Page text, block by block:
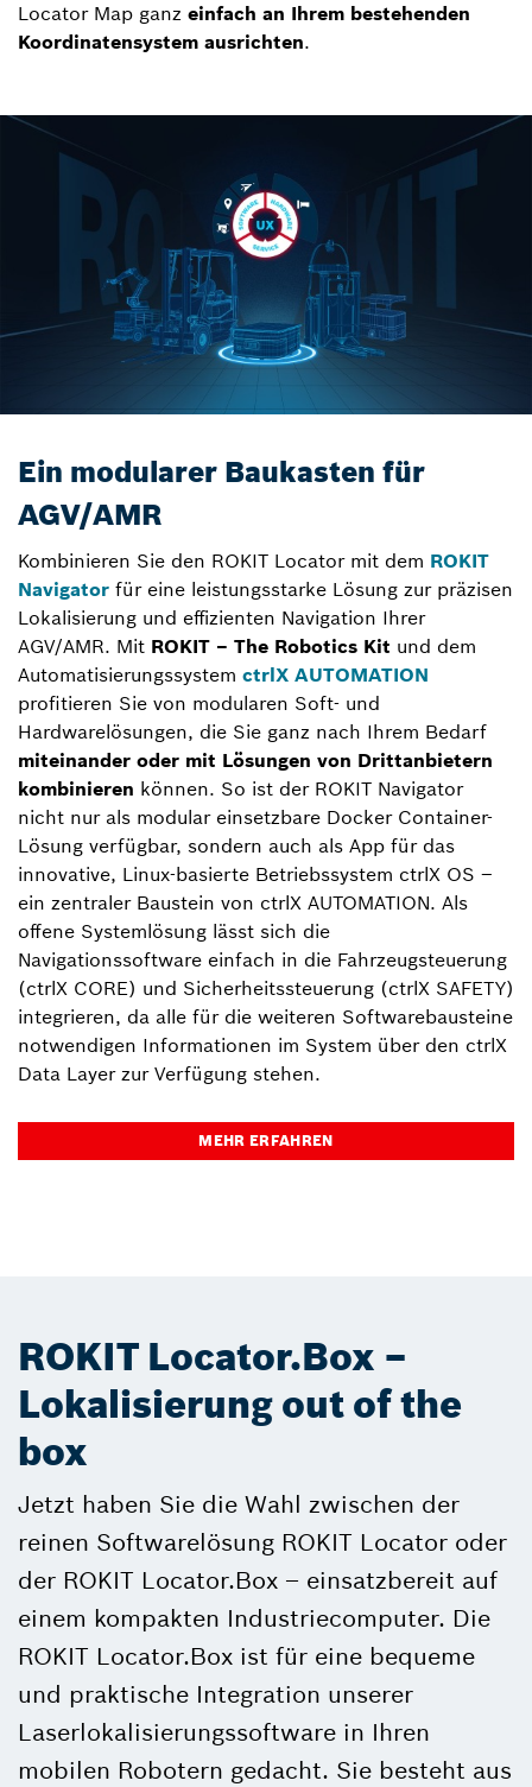
Locator Map ganz einfach an Ihrem bestehenden
Koordinatensystem ausrichten.
Ein modularer Baukasten für
AGV/AMR
Kombinieren Sie den ROKIT Locator mit dem ROKIT
Navigator für eine leistungsstarke Lösung zur präzisen
Lokalisierung und effizienten Navigation Ihrer
AGV/AMR. Mit ROKIT – The Robotics Kit und dem
Automatisierungssystem ctrlX AUTOMATION
profitieren Sie von modularen Soft- und
Hardwarelösungen, die Sie ganz nach Ihrem Bedarf
miteinander oder mit Lösungen von Drittanbietern
kombinieren können. So ist der ROKIT Navigator
nicht nur als modular einsetzbare Docker Container-
Lösung verfügbar, sondern auch als App für das
innovative, Linux-basierte Betriebssystem ctrlX OS –
ein zentraler Baustein von ctrlX AUTOMATION. Als
offene Systemlösung lässt sich die
Navigationssoftware einfach in die Fahrzeugsteuerung
(ctrlX CORE) und Sicherheitssteuerung (ctrlX SAFETY)
integrieren, da alle für die weiteren Softwarebausteine
notwendigen Informationen im System über den ctrlX
Data Layer zur Verfügung stehen.
MEHR ERFAHREN
ROKIT Locator.Box –
Lokalisierung out of the
box
Jetzt haben Sie die Wahl zwischen der
reinen Softwarelösung ROKIT Locator oder
der ROKIT Locator.Box – einsatzbereit auf
einem kompakten Industriecomputer. Die
ROKIT Locator.Box ist für eine bequeme
und praktische Integration unserer
Laserlokalisierungssoftware in Ihren
mobilen Robotern gedacht. Sie besteht aus